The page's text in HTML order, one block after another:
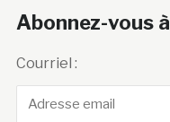
Abonnez-vous
Courriel :